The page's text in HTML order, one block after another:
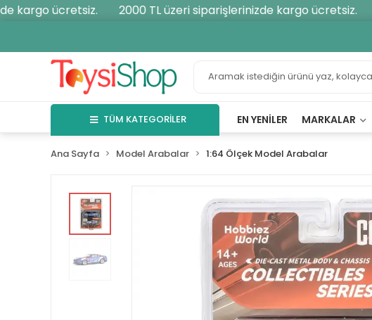
kargo ücretsiz. 2000 TL üzeri siparişlerinizde kargo ücretsiz.
TÜM KATEGORİLER EN YENILER MARKALAR
Ana Sayfa Model Arabalar 1:64 Ölçek Model Arabalar